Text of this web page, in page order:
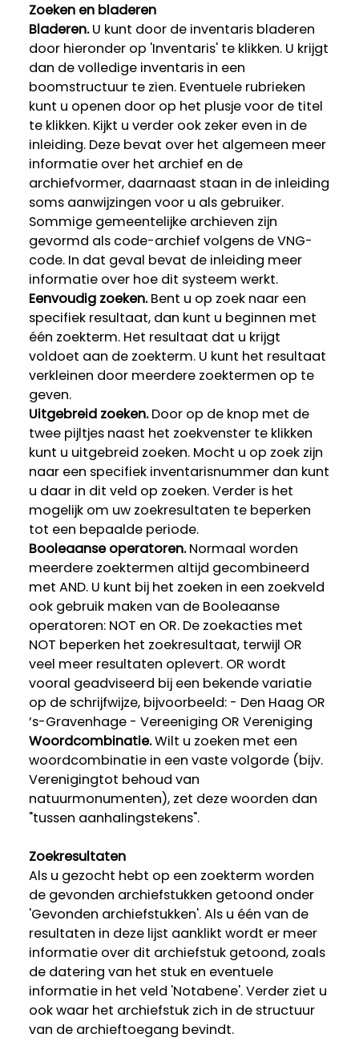
Zoeken en bladeren
Bladeren.U kunt door de inventaris bladeren
door hieronder op 'Inventaris' te klikken. U krijgt
dan de volledige inventaris in een
boomstructuur te zien. Eventuele rubrieken
kunt u openen door op het plusje voor de titel
te klikken. Kijkt u verder ook zeker even in de
inleiding. Deze bevat over het algemeen meer
informatie over het archief en de
archiefvormer, daarnaast staan in de inleiding
soms aanwijzingen voor u als gebruiker.
Sommige gemeentelijke archieven zijn
gevormd als code-archief volgens de VNG-
code. In dat geval bevat de inleiding meer
informatie over hoe dit systeem werkt.
Eenvoudig zoeken.Bent u op zoek naar een
specifiek resultaat, dan kunt u beginnen met
één zoekterm. Het resultaat dat u krijgt
voldoet aan de zoekterm. U kunt het resultaat
verkleinen door meerdere zoektermen op te
geven.
Uitgebreid zoeken.Door op de knop met de
twee pijltjes naast het zoekvenster te klikken
kunt u uitgebreid zoeken. Mocht u op zoek zijn
naar een specifiek inventarisnummer dan kunt
u daar in dit veld op zoeken. Verder is het
mogelijk om uw zoekresultaten te beperken
tot een bepaalde periode.
Booleaanse operatoren.Normaal worden
meerdere zoektermen altijd gecombineerd
met AND. U kunt bij het zoeken in een zoekveld
ook gebruik maken van de Booleaanse
operatoren: NOT en OR. De zoekacties met
NOT beperken het zoekresultaat, terwijl OR
veel meer resultaten oplevert. OR wordt
vooral geadviseerd bij een bekende variatie
op de schrijfwijze, bijvoorbeeld: - Den Haag OR
’s-Gravenhage - Vereeniging OR Vereniging
Woordcombinatie.Wilt u zoeken met een
woordcombinatie in een vaste volgorde (bijv.
Verenigingtot behoud van
natuurmonumenten), zet deze woorden dan
"tussen aanhalingstekens".
Zoekresultaten
Als u gezocht hebt op een zoekterm worden
de gevonden archiefstukken getoond onder
'Gevonden archiefstukken'. Als u één van de
resultaten in deze lijst aanklikt wordt er meer
informatie over dit archiefstuk getoond, zoals
de datering van het stuk en eventuele
informatie in het veld 'Notabene'. Verder ziet u
ook waar het archiefstuk zich in de structuur
van de archieftoegang bevindt.